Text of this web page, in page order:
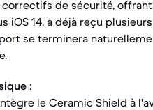
de sécurité, offrant
iOS 14, a déjà reçu
se terminera
:
intègre le Ceramic Shield à